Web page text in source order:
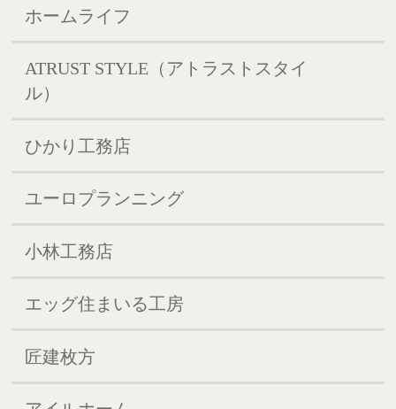
ホームライフ
ATRUST STYLE（アトラストスタイ
ル）
ひかり工務店
ユーロプランニング
小林工務店
エッグ住まいる工房
匠建枚方